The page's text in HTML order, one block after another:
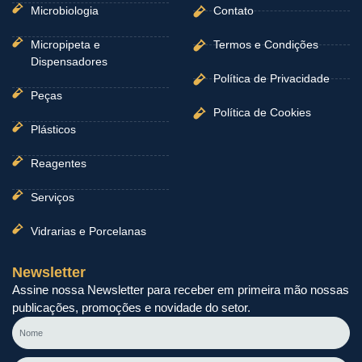
Microbiologia
Micropipeta e
Dispensadores
Peças
Plásticos
Reagentes
Serviços
Vidrarias e Porcelanas
Contato
Termos e Condições
Política de Privacidade
Política de Cookies
Newsletter
Assine nossa Newsletter para receber em primeira mão nossas
publicações, promoções e novidade do setor.
Nome